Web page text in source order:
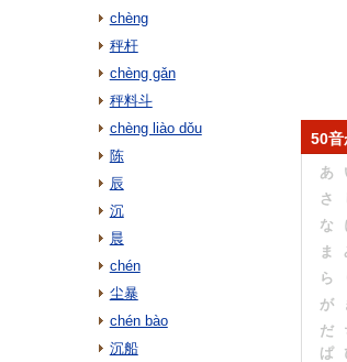
chèng
秤杆
chèng gǎn
秤料斗
chèng liào dǒu
陈
辰
沉
晨
chén
尘暴
chén bào
沉船
50音
あ
さ
な
ま
ら
が
だ
ぱ